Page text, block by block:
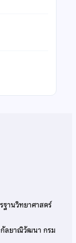
านวิทยาศาสตร์
กัลยาณิวัฒนา กรม